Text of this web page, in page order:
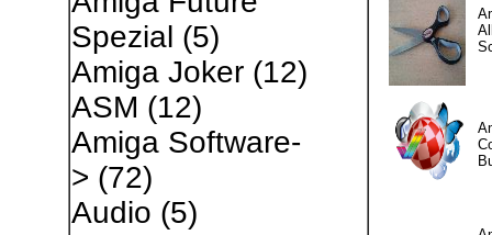
Spezial (5)
Amiga Joker(12)
ASM (12)
Amiga Software-
> (72)
Audio (5)